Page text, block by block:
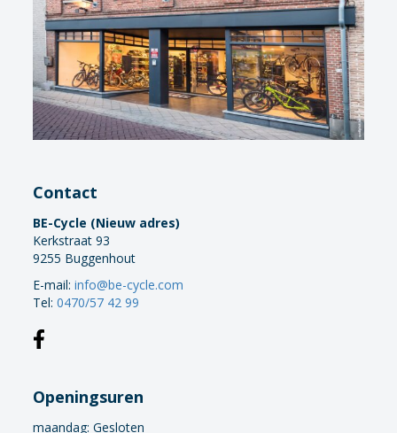
Bidonhouder
Fietsbel
Fietscomputer/GPS
Fietspomp
Fietsslot
Fietstassen
Kettingkast/Scherm
Minipompen/Co2 pompen
Snelbinder
Spatbord
Standaard
Veiligheidsmateriaal
Fietsonderhoud
Fietsonderdelen
Sportvoeding
Verlichting
Contact
BE-Cycle (Nieuw adres)
Kerkstraat 93
9255 Buggenhout
E-mail:info@be-cycle.com
Tel:0470/57 42 99
Openingsuren
maandag:Gesloten